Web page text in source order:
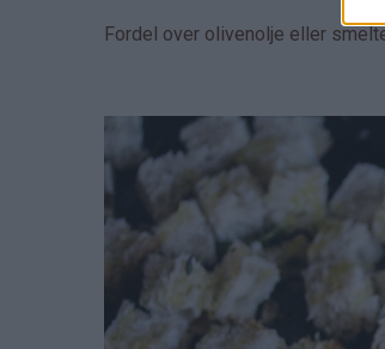
Fordel over olivenolje eller